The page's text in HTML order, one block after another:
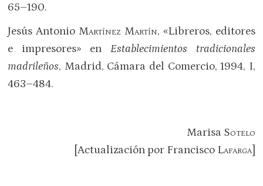
65–190.
Jesús Antonio Martínez Martín, «Libreros, editores
e impresores» en Establecimientos tradicionales
madrileños, Madrid, Cámara del Comercio, 1994, I,
463–484.
Marisa Sotelo
[Actualización por Francisco Lafarga]